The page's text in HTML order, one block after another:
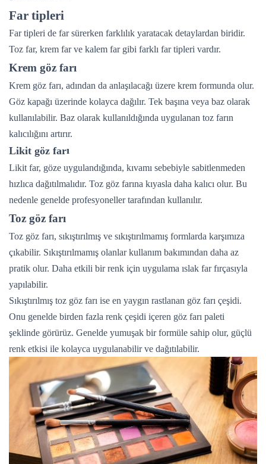
Far tipleri
Far tipleri de far sürerken farklılık yaratacak detaylardan biridir.
Toz far, krem far ve kalem far gibi farklı far tipleri vardır.
Krem göz farı
Krem göz farı, adından da anlaşılacağı üzere krem formunda olur.
Göz kapağı üzerinde kolayca dağılır. Tek başına veya baz olarak
kullanılabilir. Baz olarak kullanıldığında uygulanan toz farın
kalıcılığını artırır.
Likit göz farı
Likit far, göze uygulandığında, kıvamı sebebiyle sabitlenmeden
hızlıca dağıtılmalıdır. Toz göz farına kıyasla daha kalıcı olur. Bu
nedenle genelde profesyoneller tarafından kullanılır.
Toz göz farı
Toz göz farı, sıkıştırılmış ve sıkıştırılmamış formlarda karşımıza
çıkabilir. Sıkıştırılmamış olanlar kullanım bakımından daha az
pratik olur. Daha etkili bir renk için uygulama ıslak far fırçasıyla
yapılabilir.
Sıkıştırılmış toz göz farı ise en yaygın rastlanan göz farı çeşidi.
Onu genelde birden fazla renk çeşidi içeren göz farı paleti
şeklinde görürüz. Genelde yumuşak bir formüle sahip olur, güçlü
renk etkisi ile kolayca uygulanabilir ve dağıtılabilir.